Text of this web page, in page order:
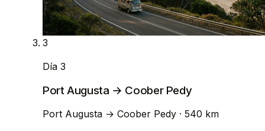
3
Día 3
Port Augusta → Coober Pedy
Port Augusta → Coober Pedy · 540 km